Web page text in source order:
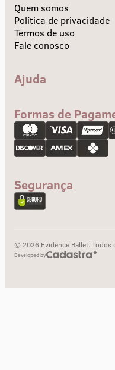
Quem somos
Política de privacidade
Termos de uso
Fale conosco
Ajuda
Troca e devolução
Pagamento
Formas de
Segurança
© 2026 Evidence Ballet. Todos
Developed by